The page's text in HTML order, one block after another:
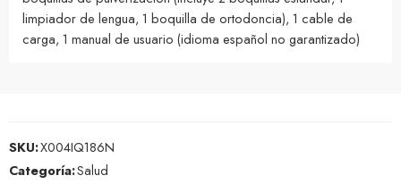
limpiador de lengua, 1 boquilla de ortodoncia), 1 cable de
carga, 1 manual de usuario (idioma español no garantizado)
SKU:X004IQ186N
Categoría:Salud